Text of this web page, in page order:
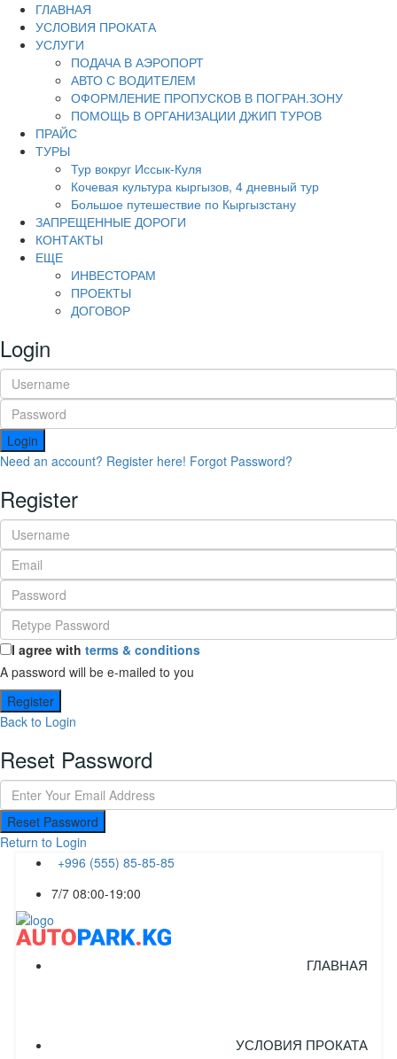
ГЛАВНАЯ
УСЛОВИЯ ПРОКАТА
УСЛУГИ
ПОДАЧА В АЭРОПОРТ
АВТО С ВОДИТЕЛЕМ
ОФОРМЛЕНИЕ ПРОПУСКОВ В ПОГРАН.ЗОНУ
ПОМОЩЬ В ОРГАНИЗАЦИИ ДЖИП ТУРОВ
ПРАЙС
ТУРЫ
Тур вокруг Иссык-Куля
Кочевая культура кыргызов, 4 дневный тур
Большое путешествие по Кыргызстану
ЗАПРЕЩЕННЫЕ ДОРОГИ
КОНТАКТЫ
ЕЩЕ
ИНВЕСТОРАМ
ПРОЕКТЫ
ДОГОВОР
Login
Login
Need an account? Register here! Forgot Password?
Register
I agree with terms & conditions
A password will be e-mailed to you
Register
Back to Login
Reset Password
Reset Password
Return to Login
+996 (555) 85-85-85
7/7 08:00-19:00
ГЛАВНАЯ
УСЛОВИЯ ПРОКАТА